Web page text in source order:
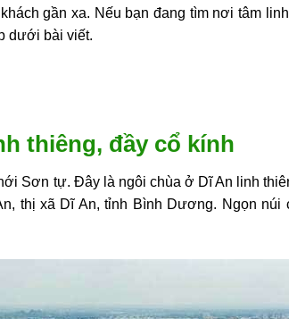
gần xa. Nếu bạn đang tìm nơi tâm
dưới bài viết.
thiêng, đầy cổ kính
Sơn tự. Đây là ngôi chùa ở Dĩ An linh
thị xã Dĩ An, tỉnh Bình Dương. Ngọn núi